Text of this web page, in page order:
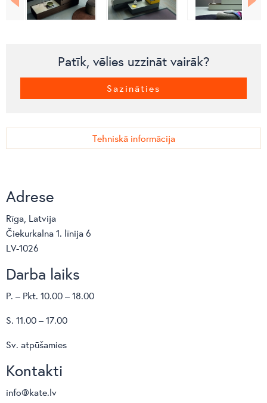
Patīk, vēlies uzzināt vairāk?
Sazināties
Tehniskā informācija
Adrese
Rīga, Latvija
Čiekurkalna 1. līnija 6
LV-1026
Darba laiks
P. – Pkt. 10.00 – 18.00
S. 11.00 – 17.00
Sv. atpūšamies
Kontakti
info@kate.lv